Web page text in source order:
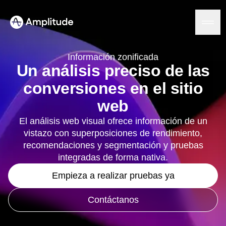
Plataforma
IA
Amplitude AI
Agentes de IA
AI Feedback
Amplitude MCP
Análisis de agentes
Información
Análisis de productos
Análisis de marketing
Session Replay
Soluciones
Servicios financieros
Medios
Recursos
Aprende
Biblioteca de recursos
Precios
Información zonificada
Un análisis preciso de las
conversiones en el sitio
web
El análisis web visual ofrece información de un
vistazo con superposiciones de rendimiento,
recomendaciones y segmentación y pruebas
integradas de forma nativa.
Empieza a realizar pruebas ya
Contáctanos